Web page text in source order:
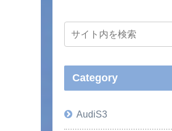
Category
AudiS3